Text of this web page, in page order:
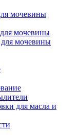
мочевины
мочевины
мочевины
для масла и